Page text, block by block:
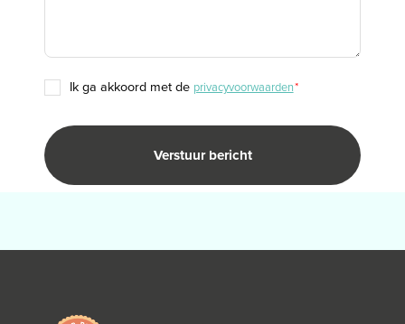
TOESTEMMING
ik ga akkoord met de privacyvoorwaarden*